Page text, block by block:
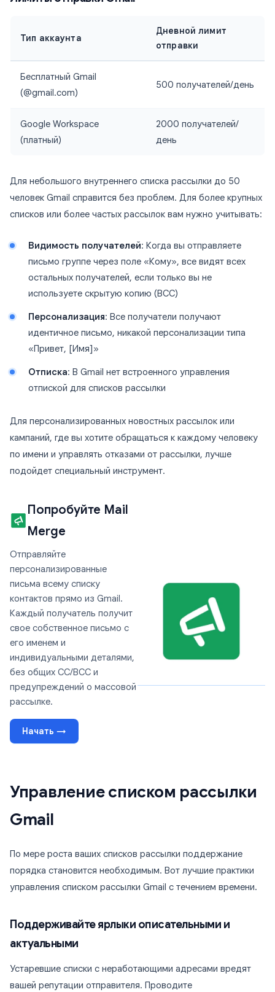
Тип аккаунта
Дневной лимит
отправки
Бесплатный Gmail
(@gmail.com)
500 получателей/день
Google Workspace
(платный)
2000 получателей/
день
Для небольшого внутреннего списка рассылки до 50
человек Gmail справится без проблем. Для более крупных
списков или более частых рассылок вам нужно учитывать:
Видимость получателей: Когда вы отправляете
письмо группе через поле «Кому», все видят всех
остальных получателей, если только вы не
используете скрытую копию (BCC)
Персонализация: Все получатели получают
идентичное письмо, никакой персонализации типа
«Привет, [Имя]»
Отписка: В Gmail нет встроенного управления
отпиской для списков рассылки
Для персонализированных новостных рассылок или
кампаний, где вы хотите обращаться к каждому человеку
по имени и управлять отказами от рассылки, лучше
подойдет специальный инструмент.
Попробуйте Mail
Merge
Отправляйте
персонализированные
письма всему списку
контактов прямо из Gmail.
Каждый получатель получит
свое собственное письмо с
его именем и
индивидуальными деталями,
без общих CC/BCC и
предупреждений о массовой
рассылке.
Начать →
Управление списком рассылки
Gmail
По мере роста ваших списков рассылки поддержание
порядка становится необходимым. Вот лучшие практики
управления списком рассылки Gmail с течением времени.
Поддерживайте ярлыки описательными и
актуальными
Устаревшие списки с неработающими адресами вредят
вашей репутации отправителя. Проводите